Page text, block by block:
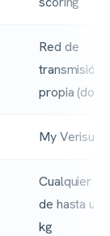
Red de
transmisión
propia
My Verisure
Cualquier
de hasta
kg